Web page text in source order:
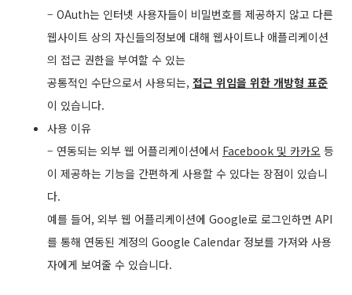
– OAuth는 인터넷 사용자들이 비밀번호를 제공하지 않고 다른
웹사이트 상의 자신들의정보에 대해 웹사이트나 애플리케이션
의 접근 권한을 부여할 수 있는
공통적인 수단으로서 사용되는, 접근 위임을 위한 개방형 표준
이 있습니다.
사용 이유
– 연동되는 외부 웹 어플리케이션에서 Facebook 및 카카오 등
이 제공하는 기능을 간편하게 사용할 수 있다는 장점이 있습니
다.
예를 들어, 외부 웹 어플리케이션에 Google로 로그인하면 API
를 통해 연동된 계정의 Google Calendar 정보를 가져와 사용
자에게 보여줄 수 있습니다.